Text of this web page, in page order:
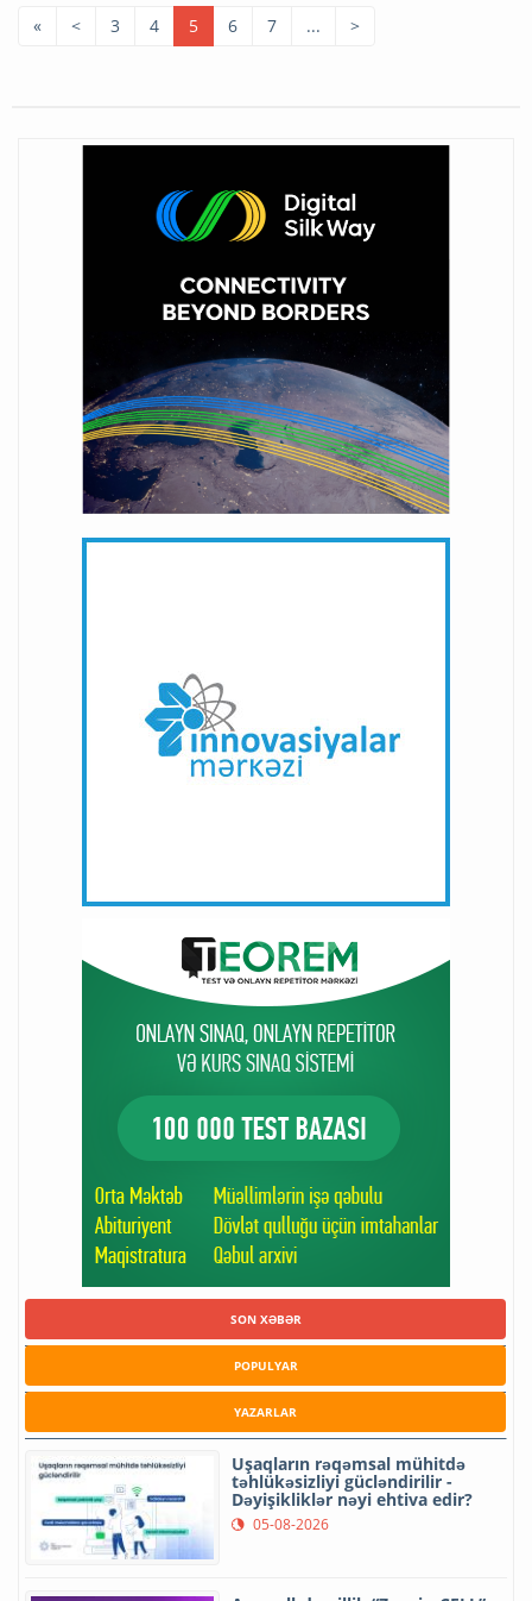
« < 3 4 5 6 7 ... >
SON XƏBƏR
POPULYAR
YAZARLAR
Uşaqların rəqəmsal mühitdə
təhlükəsizliyi gücləndirilir -
Dəyişikliklər nəyi ehtiva edir?
05-08-2026